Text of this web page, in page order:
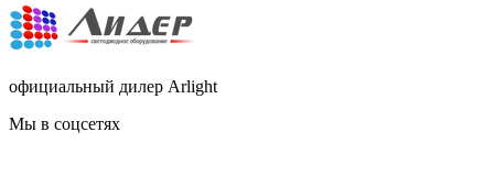
официальный дилер Arlight
Мы в соцсетях